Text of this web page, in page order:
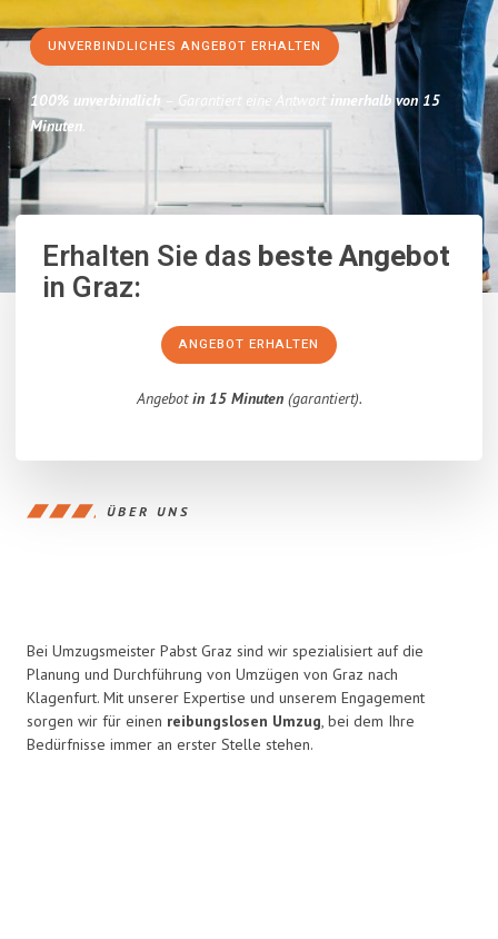
UNVERBINDLICHES ANGEBOT ERHALTEN
100% unverbindlich – Garantiert eine Antwort innerhalb von 15
Minuten.
Erhalten Sie dasbeste Angebot
in Graz:
ANGEBOT ERHALTEN
Angebotin 15 Minuten(garantiert).
ÜBER UNS
Bei Umzugsmeister Pabst Graz sind wir spezialisiert auf die
Planung und Durchführung von Umzügen von Graz nach
Klagenfurt. Mit unserer Expertise und unserem Engagement
sorgen wir für einen reibungslosen Umzug, bei dem Ihre
Bedürfnisse immer an erster Stelle stehen.